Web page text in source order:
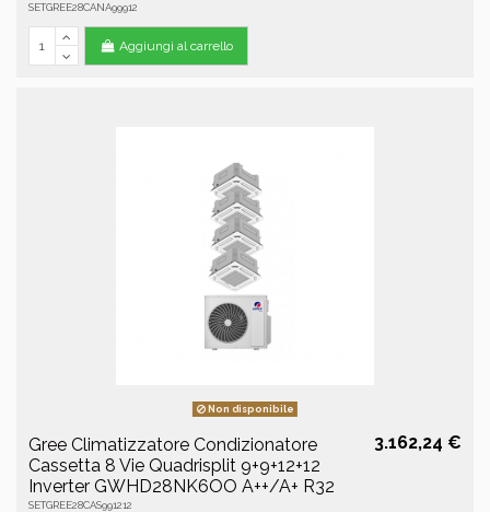
SETGREE28CANA99912
Aggiungi al carrello
Non disponibile
Gree Climatizzatore Condizionatore
Cassetta 8 Vie Quadrisplit 9+9+12+12
Inverter GWHD28NK6OO A++/A+ R32
SETGREE28CAS991212
3.162,24 €